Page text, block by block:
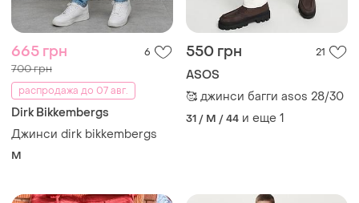
665 грн 6
700 грн
распродажа до 07 авг.
Dirk Bikkembergs
Джинси dirk bikkembergs
M
550 грн 21
ASOS
🥰 джинси багги asos 28/30
31 / M / 44 и еще 1